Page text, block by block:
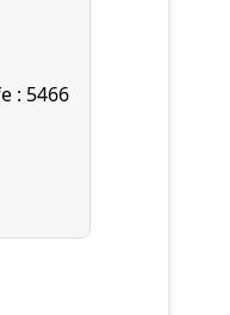
: 5466